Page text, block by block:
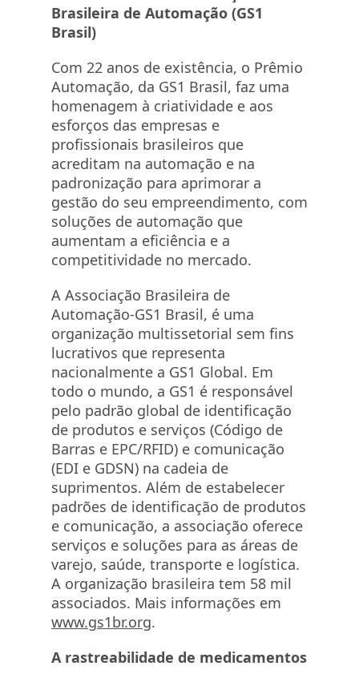
Brasileira de Automação (GS1
Brasil)
Com 22 anos de existência, o Prêmio
Automação, da GS1 Brasil, faz uma
homenagem à criatividade e aos
esforços das empresas e
profissionais brasileiros que
acreditam na automação e na
padronização para aprimorar a
gestão do seu empreendimento, com
soluções de automação que
aumentam a eficiência e a
competitividade no mercado.
A Associação Brasileira de
Automação-GS1 Brasil, é uma
organização multissetorial sem fins
lucrativos que representa
nacionalmente a GS1 Global. Em
todo o mundo, a GS1 é responsável
pelo padrão global de identificação
de produtos e serviços (Código de
Barras e EPC/RFID) e comunicação
(EDI e GDSN) na cadeia de
suprimentos. Além de estabelecer
padrões de identificação de produtos
e comunicação, a associação oferece
serviços e soluções para as áreas de
varejo, saúde, transporte e logística.
A organização brasileira tem 58 mil
associados. Mais informações em
www.gs1br.org.
A rastreabilidade de medicamentos